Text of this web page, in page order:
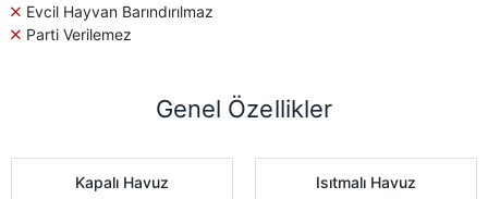
Evcil Hayvan Barındırılmaz
Parti Verilemez
Genel Özellikler
Kapalı Havuz Isıtmalı Havuz